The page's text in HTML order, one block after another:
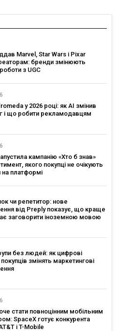
Marvel, Star Wars і Pixar
бренди змінюють
з UGC
у 2026 році: як AI змінив
і що робити рекламодавцям
кампанію «Хто б знав»
якого покупці не очікують
на платформі
чи репетитор: нове
від Preply показує, що краще
заговорити іноземною мовою
без людей: як цифрові
змінять маркетингові
стати повноцінним мобільним
SpaceX готує конкурента
і T-Mobile